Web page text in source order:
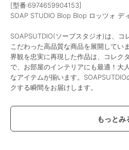
[型番:6974659904153]
SOAP STUDIO Blop Blop ロッツォ デ
SOAPSUTDIO(ソープスタジオ)は、コ
こだわった高品質な商品を展開してい
界観を忠実に再現した作品は、コレク
で、お部屋のインテリアにも最適！大
なアイテムが揃います。
クする瞬間をお届けします。